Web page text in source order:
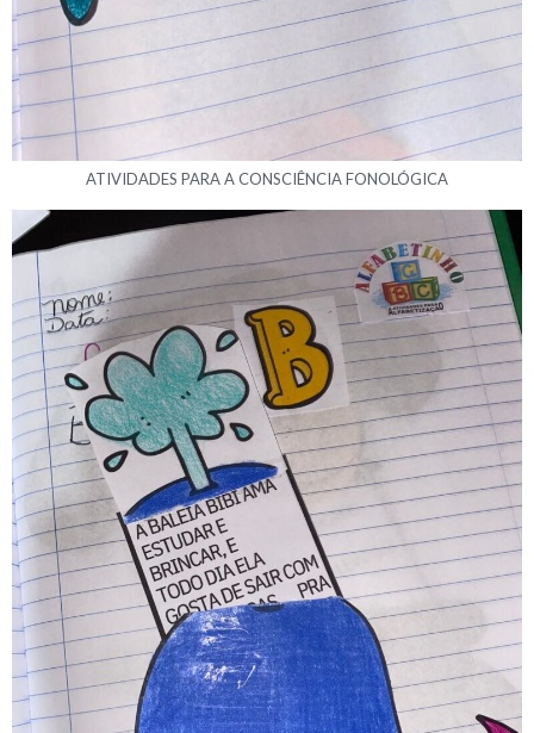
ATIVIDADES PARA A CONSCIÊNCIA FONOLÓGICA